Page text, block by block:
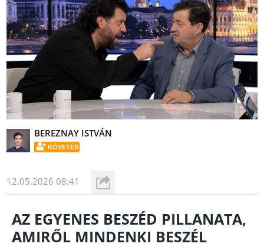
BEREZNAY ISTVÁN
KÖVETÉS
12.05.2026 08:41
AZ EGYENES BESZÉD PILLANATA,
AMIRŐL MINDENKI BESZÉL